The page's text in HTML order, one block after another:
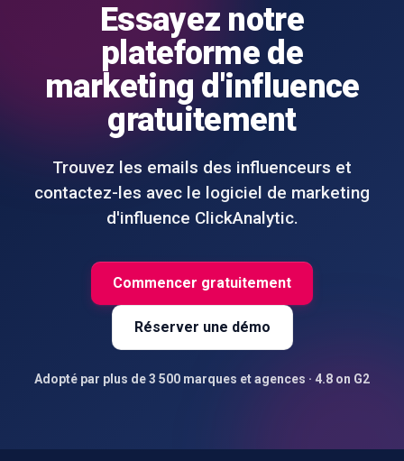
Essayez notre
plateforme de
marketing d'influence
gratuitement
Trouvez les emails des influenceurs et
contactez-les avec le logiciel de marketing
d'influence ClickAnalytic.
Commencer gratuitement
Réserver une démo
Adopté par plus de 3 500 marques et agences · 4.8 on G2